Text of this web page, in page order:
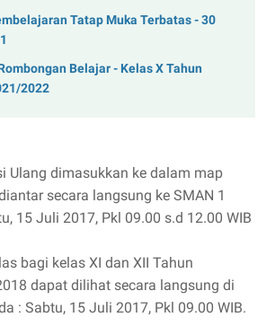
Tatap Muka Terbatas - 30
Belajar - Kelas X Tahun
2022
Ulang dimasukkan ke dalam map
secara langsung ke SMAN 1
15 Juli 2017, Pkl 09.00 s.d 12.00 WIB
bagi kelas XI dan XII Tahun
dapat dilihat secara langsung di
: Sabtu, 15 Juli 2017, Pkl 09.00 WIB.